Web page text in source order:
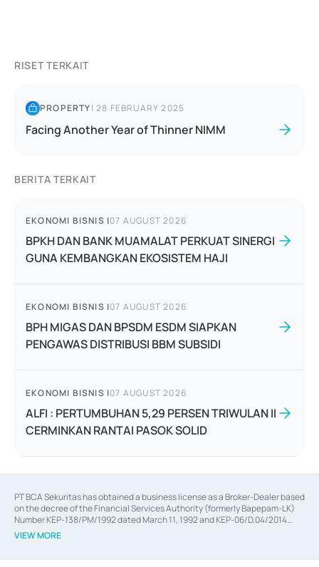
RISET TERKAIT
PROPERTY|28 FEBRUARY 2025
Facing Another Year of Thinner NIMM
BERITA TERKAIT
EKONOMI BISNIS |07 AUGUST 2026
BPKH DAN BANK MUAMALAT PERKUAT SINERGI
GUNA KEMBANGKAN EKOSISTEM HAJI
EKONOMI BISNIS |07 AUGUST 2026
BPH MIGAS DAN BPSDM ESDM SIAPKAN
PENGAWAS DISTRIBUSI BBM SUBSIDI
EKONOMI BISNIS |07 AUGUST 2026
ALFI : PERTUMBUHAN 5,29 PERSEN TRIWULAN II
CERMINKAN RANTAI PASOK SOLID
PT BCA Sekuritas has obtained a business license as a Broker-Dealer based
on the decree of the Financial Services Authority (formerly Bapepam-LK)
Number KEP-138/PM/1992 dated March 11, 1992 and KEP-06/D.04/2014
dated February 28, 2014, a business license as an Underwriter based on the
decree of the Financial Services Authority Number KEP-12/PM/PEE/1997
VIEW MORE